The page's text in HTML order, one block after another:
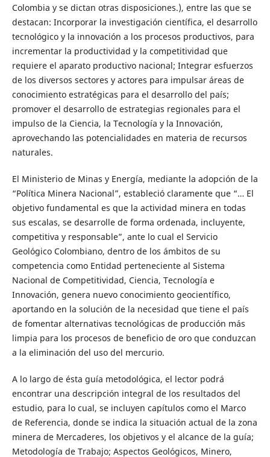
Colombia y se dictan otras disposiciones.), entre las que se
destacan: Incorporar la investigación científica, el desarrollo
tecnológico y la innovación a los procesos productivos, para
incrementar la productividad y la competitividad que
requiere el aparato productivo nacional; Integrar esfuerzos
de los diversos sectores y actores para impulsar áreas de
conocimiento estratégicas para el desarrollo del país;
promover el desarrollo de estrategias regionales para el
impulso de la Ciencia, la Tecnología y la Innovación,
aprovechando las potencialidades en materia de recursos
naturales.
El Ministerio de Minas y Energía, mediante la adopción de la
“Política Minera Nacional”, estableció claramente que “… El
objetivo fundamental es que la actividad minera en todas
sus escalas, se desarrolle de forma ordenada, incluyente,
competitiva y responsable”, ante lo cual el Servicio
Geológico Colombiano, dentro de los ámbitos de su
competencia como Entidad perteneciente al Sistema
Nacional de Competitividad, Ciencia, Tecnología e
Innovación, genera nuevo conocimiento geocientífico,
aportando en la solución de la necesidad que tiene el país
de fomentar alternativas tecnológicas de producción más
limpia para los procesos de beneficio de oro que conduzcan
a la eliminación del uso del mercurio.
A lo largo de ésta guía metodológica, el lector podrá
encontrar una descripción integral de los resultados del
estudio, para lo cual, se incluyen capítulos como el Marco
de Referencia, donde se indica la situación actual de la zona
minera de Mercaderes, los objetivos y el alcance de la guía;
Metodología de Trabajo; Aspectos Geológicos, Minero,